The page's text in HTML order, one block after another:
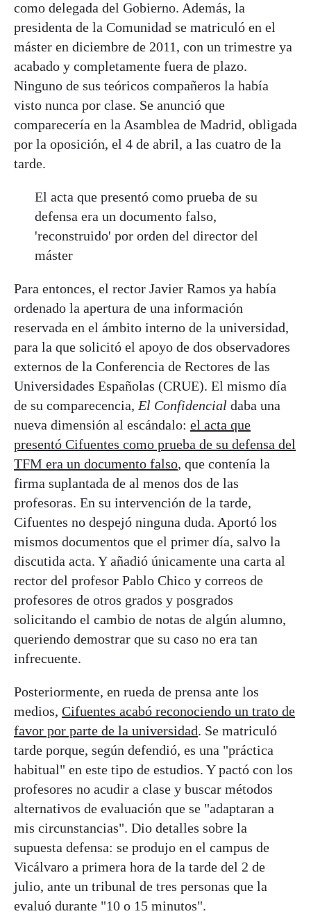
como delegada del Gobierno. Además, la
presidenta de la Comunidad se matriculó en el
máster en diciembre de 2011, con un trimestre ya
acabado y completamente fuera de plazo.
Ninguno de sus teóricos compañeros la había
visto nunca por clase. Se anunció que
comparecería en la Asamblea de Madrid, obligada
por la oposición, el 4 de abril, a las cuatro de la
tarde.
El acta que presentó como prueba de su
defensa era un documento falso,
'reconstruido' por orden del director del
máster
Para entonces, el rector Javier Ramos ya había
ordenado la apertura de una información
reservada en el ámbito interno de la universidad,
para la que solicitó el apoyo de dos observadores
externos de la Conferencia de Rectores de las
Universidades Españolas (CRUE). El mismo día
de su comparecencia, El Confidencial daba una
nueva dimensión al escándalo: el acta que
presentó Cifuentes como prueba de su defensa del
TFM era un documento falso, que contenía la
firma suplantada de al menos dos de las
profesoras. En su intervención de la tarde,
Cifuentes no despejó ninguna duda. Aportó los
mismos documentos que el primer día, salvo la
discutida acta. Y añadió únicamente una carta al
rector del profesor Pablo Chico y correos de
profesores de otros grados y posgrados
solicitando el cambio de notas de algún alumno,
queriendo demostrar que su caso no era tan
infrecuente.
Posteriormente, en rueda de prensa ante los
medios, Cifuentes acabó reconociendo un trato de
favor por parte de la universidad. Se matriculó
tarde porque, según defendió, es una "práctica
habitual" en este tipo de estudios. Y pactó con los
profesores no acudir a clase y buscar métodos
alternativos de evaluación que se "adaptaran a
mis circunstancias". Dio detalles sobre la
supuesta defensa: se produjo en el campus de
Vicálvaro a primera hora de la tarde del 2 de
julio, ante un tribunal de tres personas que la
evaluó durante "10 o 15 minutos".